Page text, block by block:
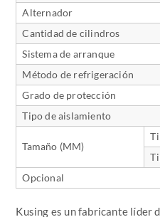
Alternador
Cantidad de cilindros
Sistema de arranque
Método de refrigeración
Grado de protección
Tipo de aislamiento
Tamaño (MM)
Opcional
Kusing es un fabricante líder